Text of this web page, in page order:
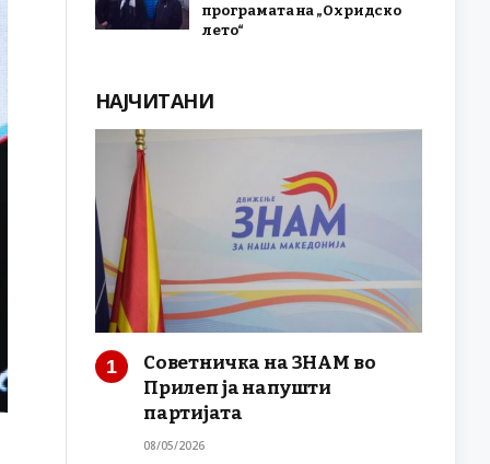
програмата на „Охридско
лето“
НАЈЧИТАНИ
Советничка на ЗНАМ во
Прилеп ја напушти
партијата
08/05/2026